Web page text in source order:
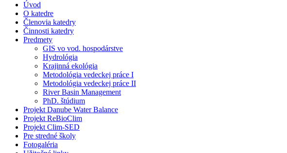
Úvod
O katedre
Členovia katedry
Činnosti katedry
Predmety
GIS vo vod. hospodárstve
Hydrológia
Krajinná ekológia
Metodológia vedeckej práce I
Metodológia vedeckej práce II
River Basin Management
PhD. štúdium
Projekt Danube Water Balance
Projekt ReBioClim
Projekt Clim-SED
Pre stredné školy
Fotogaléria